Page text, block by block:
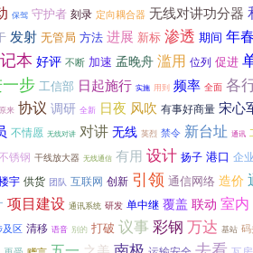
保驾 守护者 刻录 定向耦合器 无线对讲功分器
发射 无管局 方法 进展 新标 渗透 期间 年
本 好评 不断 加速 孟晚舟 滥用 位列 促进
步 工信部 日起施行 实施 用到 频率 全面 各
原来 协议 调研 全新 日夜 风吹 有事好商量 宋心
不情愿 无线对讲 对讲 无线 英烈 禁令 新台址 通讯
锈钢 干线放大器 无线通信 有用 设计 扬子 港口 企
宇 供货 团队 互联网 创新 引领 通信网络 造价
项目建设 通讯系统 研发 单中继 覆盖 联动 室内
及区 清移 语音 别的 打破 议事 彩钢 万达 基站